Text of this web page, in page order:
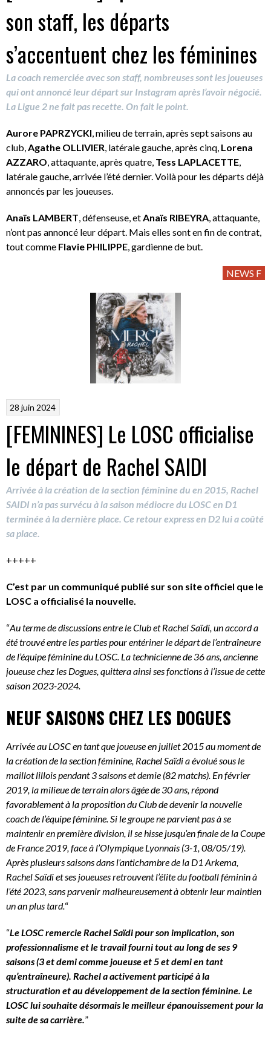
son staff, les départs
s’accentuent chez les féminines
La coach remerciée avec son staff, nombreuses sont les joueuses
qui ont annoncé leur départ sur Instagram après l’avoir négocié.
La Ligue 2 ne fait pas recette. On fait le point.
Aurore PAPRZYCKI, milieu de terrain, après sept saisons au
club,Agathe OLLIVIER, latérale gauche, après cinq, Lorena
AZZARO, attaquante, après quatre, Tess LAPLACETTE,
latérale gauche, arrivée l’été dernier. Voilà pour les départs déjà
annoncés par les joueuses.
Anaïs LAMBERT, défenseuse, etAnaïs RIBEYRA, attaquante,
n’ont pas annoncé leur départ. Mais elles sont en fin de contrat,
tout comme Flavie PHILIPPE, gardienne de but.
NEWS F
28 juin 2024
[FEMININES] Le LOSC officialise
le départ de Rachel SAIDI
Arrivée à la création de la section féminine du en 2015, Rachel
SAIDI n’a pas survécu à la saison médiocre du LOSC en D1
terminée à la dernière place. Ce retour express en D2 lui a coûté
sa place.
+++++
C’est par un communiqué publié sur son site officiel que le
LOSC a officialisé la nouvelle.
“Au terme de discussions entre le Club et Rachel Saïdi, un accord a
été trouvé entre les parties pour entériner le départ de l’entraîneure
de l’équipe féminine du LOSC. La technicienne de 36 ans, ancienne
joueuse chez les Dogues, quittera ainsi ses fonctions à l’issue de cette
saison 2023-2024.
NEUF SAISONS CHEZ LES DOGUES
Arrivée au LOSC en tant que joueuse en juillet 2015 au moment de
la création de la section féminine, Rachel Saïdi a évolué sous le
maillot lillois pendant 3 saisons et demie (82 matchs). En février
2019, la milieue de terrain alors âgée de 30 ans, répond
favorablement à la proposition du Club de devenir la nouvelle
coach de l’équipe féminine. Si le groupe ne parvient pas à se
maintenir en première division, il se hisse jusqu’en finale de la Coupe
de France 2019, face à l’Olympique Lyonnais (3-1, 08/05/19).
Après plusieurs saisons dans l’antichambre de la D1 Arkema,
Rachel Saïdi et ses joueuses retrouvent l’élite du football féminin à
l’été 2023, sans parvenir malheureusement à obtenir leur maintien
un an plus tard.“
“Le LOSC remercie Rachel Saïdi pour son implication, son
professionnalisme et le travail fourni tout au long de ses 9
saisons (3 et demi comme joueuse et 5 et demi en tant
qu’entraîneure). Rachel a activement participé à la
structuration et au développement de la section féminine. Le
LOSC lui souhaite désormais le meilleur épanouissement pour la
suite de sa carrière.”